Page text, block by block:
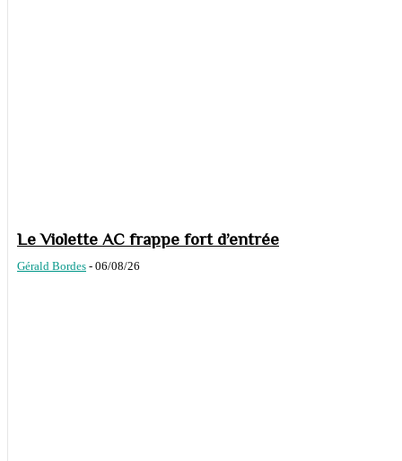
Le Violette AC frappe fort d’entrée
Gérald Bordes - 06/08/26